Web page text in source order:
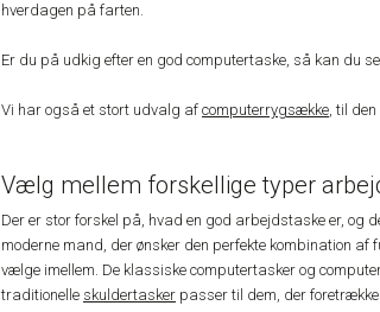
hverdagen på farten.
Er du på udkig efter en god computertaske, så kan du
Vi har også et stort udvalg af computerrygsække, til
Vælg mellem forskellige typer
Der er stor forskel på, hvad en god arbejdstaske er, og
moderne mand, der ønsker den perfekte kombination
vælge imellem. De klassiske computertasker og
traditionelle skuldertasker passer til dem, der